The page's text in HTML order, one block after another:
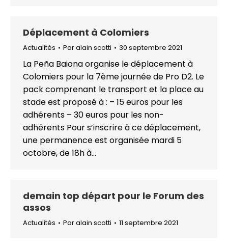
Déplacement à Colomiers
Actualités Paralain scotti 30 septembre 2021
La Peña Baiona organise le déplacement à
Colomiers pour la 7ème journée de Pro D2. Le
pack comprenant le transport et la place au
stade est proposé à : – 15 euros pour les
adhérents – 30 euros pour les non-
adhérents Pour s’inscrire à ce déplacement,
une permanence est organisée mardi 5
octobre, de 18h à…
demain top départ pour le Forum des
assos
Actualités Paralain scotti 11 septembre 2021